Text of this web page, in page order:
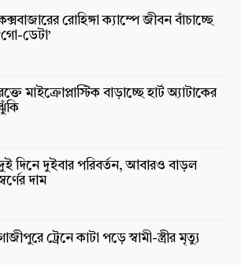
রোহিঙ্গা ক্যাম্পে জীবন বাঁচাচ্ছে
ডেটা’
মাইক্রোপ্লাস্টিক বাড়াচ্ছে হার্ট অ্যাটাকের
দিনে দুইবার পরিবর্তন, আবারও বাড়ল
দাম
ট্রেনে কাটা পড়ে স্বামী-স্ত্রীর মৃত্যু